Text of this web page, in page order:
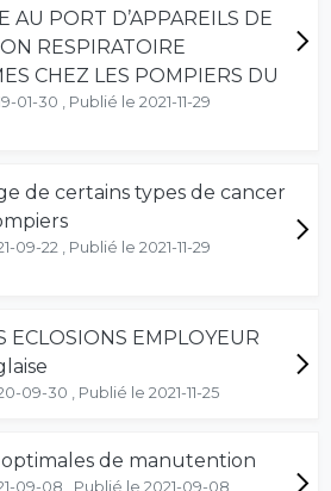
AU PORT D’APPAREILS DE
RESPIRATOIRE
CHEZ LES POMPIERS DU
01-30 , Publié le 2021-11-29
de certains types de cancer
09-22 , Publié le 2021-11-29
ECLOSIONS EMPLOYEUR
09-30 , Publié le 2021-11-25
de manutention
09-08 , Publié le 2021-09-08